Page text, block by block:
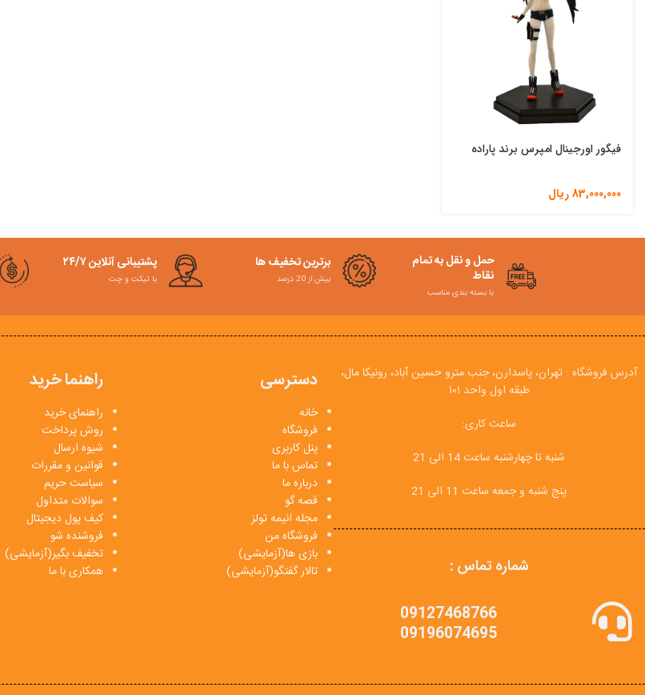
فیگور اورجینال امپرس برند پاراده
83,000,000ریال
حمل و نقل به تمام
نقاط
با بسته بندی مناسب
برترین تخفیف ها
بیش از 20 درصد
پشتیبانی آنلاین ۲۴/۷
با تیکت و چت
آدرس فروشگاه : تهران، پاسدارن، جنب مترو حسین آباد، رونیکا مال،
طبقه اول واحد ۱۰۱
ساعت کاری:
شنبه تا چهارشنبه ساعت 14 الی 21
پنج شنبه و جمعه ساعت 11 الی 21
شماره تماس :
09127468766
09196074695
دسترسی
خانه
فروشگاه
پنل کاربری
تماس با ما
درباره ما
قصه گو
مجله انیمه تولز
فروشگاه من
بازی ها(آزمایشی)
تالار گفتگو(آزمایشی)
راهنما خرید
راهنمای خرید
روش پرداخت
شیوه ارسال
قوانین و مقررات
سیاست حریم
سوالات متداول
کیف پول دیجیتال
فروشنده شو
تخفیف بگیر(آزمایشی)
همکاری با ما